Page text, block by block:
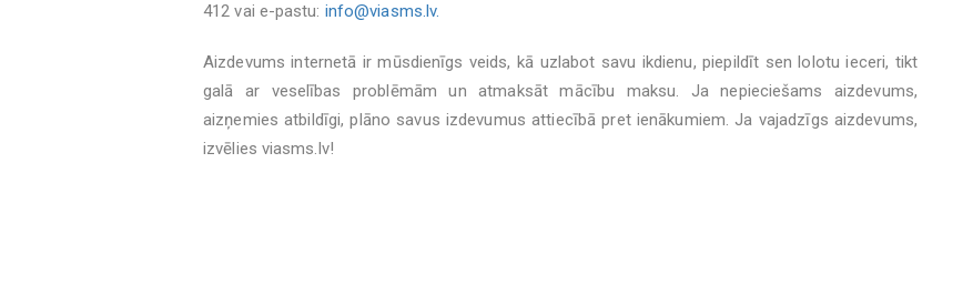
412 vai e-pastu: info@viasms.lv.
Aizdevums internetā ir mūsdienīgs veids, kā uzlabot savu ikdienu, piepildīt sen lolotu ieceri, tikt
galā ar veselības problēmām un atmaksāt mācību maksu. Ja nepieciešams aizdevums,
aizņemies atbildīgi, plāno savus izdevumus attiecībā pret ienākumiem. Ja vajadzīgs aizdevums,
izvēlies viasms.lv!